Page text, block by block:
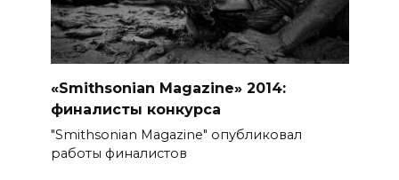
«Smithsonian Magazine» 2014:
финалисты конкурса
"Smithsonian Magazine" опубликовал
работы финалистов